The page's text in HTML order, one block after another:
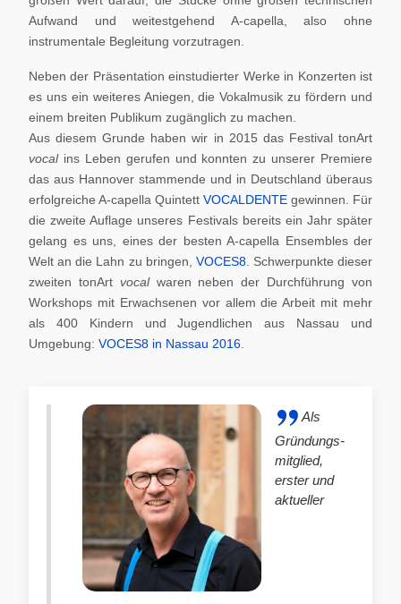
Aufwand und weitestgehend A-capella, also ohne
instrumentale Begleitung vorzutragen.
Neben der Präsentation einstudierter Werke in Konzerten ist
es uns ein weiteres Aniegen, die Vokalmusik zu fördern und
einem breiten Publikum zugänglich zu machen.
Aus diesem Grunde haben wir in 2015 das Festival tonArt
vocal ins Leben gerufen und konnten zu unserer Premiere
das aus Hannover stammende und in Deutschland überaus
erfolgreiche A-capella Quintett VOCALDENTE gewinnen. Für
die zweite Auflage unseres Festivals bereits ein Jahr später
gelang es uns, eines der besten A-capella Ensembles der
Welt an die Lahn zu bringen, VOCES8. Schwerpunkte dieser
zweiten tonArt vocalwaren neben der Durchführung von
Workshops mit Erwachsenen vor allem die Arbeit mit mehr
als 400 Kindern und Jugendlichen aus Nassau und
Umgebung: VOCES8 in Nassau 2016
Als
Gründungs-
mitglied,
erster und
aktueller